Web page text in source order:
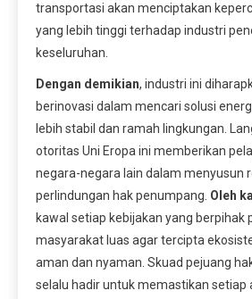
transportasi akan menciptakan
yang lebih tinggi terhadap industri
keseluruhan.
Dengan demikian, industri ini
berinovasi dalam mencari solusi
lebih stabil dan ramah lingkungan.
otoritas Uni Eropa ini memberikan
negara-negara lain dalam menyusun
perlindungan hak penumpang. Oleh
kawal setiap kebijakan yang berpihak
masyarakat luas agar tercipta
aman dan nyaman. Skuad pejuang
selalu hadir untuk memastikan setiap